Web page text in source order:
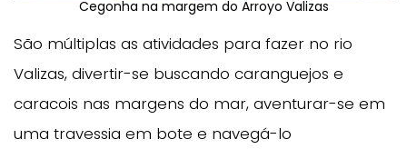
Cegonha na margem do Arroyo Valizas
São múltiplas as atividades para fazer no rio
Valizas, divertir-se buscando caranguejos e
caracois nas margens do mar, aventurar-se em
uma travessia em bote e navegá-lo